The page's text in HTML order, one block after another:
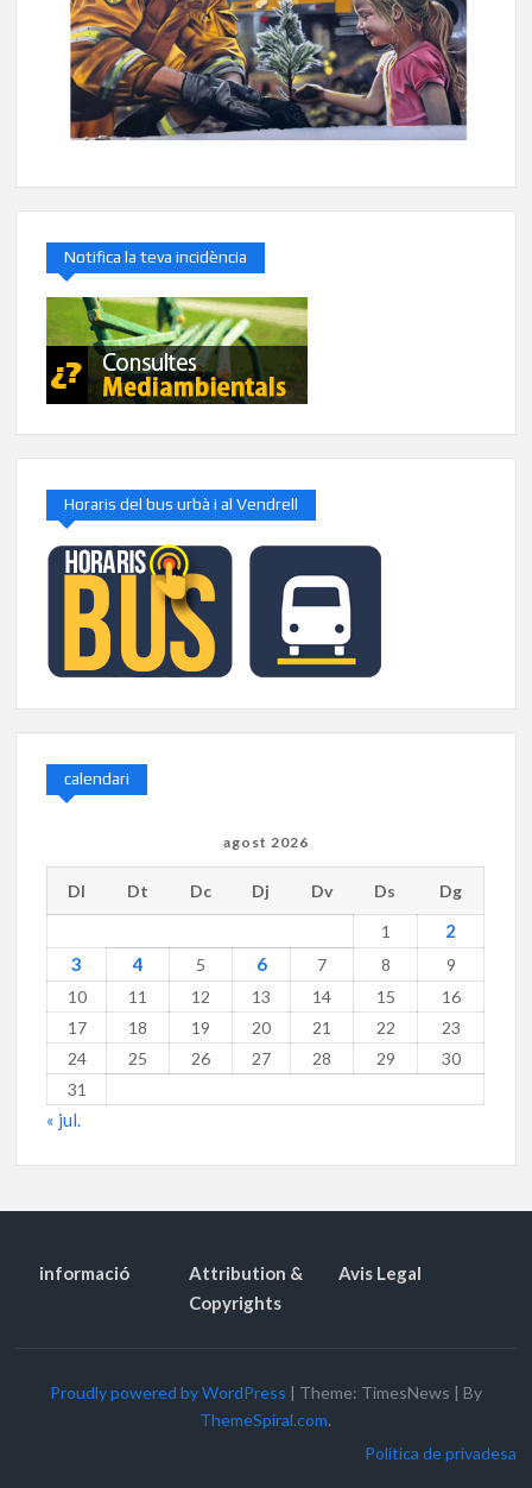
Notifica la teva incidència
Horaris del bus urbà i al Vendrell
calendari
agost 2026
Dl Dt Dc Dj Dv Ds
Dg
1
2
3
4 5 6 7 8
9
10
11 12 13 14 15
16
17
18 19 20 21 22
23
24
25 26 27 28 29
30
31
« jul.
informació
Attribution &
Copyrights
Avis Legal
Proudly powered by WordPress Theme: TimesNews
By
ThemeSpiral.com.
Política de privadesa